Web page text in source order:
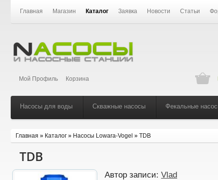
Главная Магазин Каталог Заявка Новости Статьи
Мой Профиль Корзина
Насосы для воды Скважные насосы Фекальные
Главная » Каталог » Насосы Lowara-Vogel » TDB
TDB
Автор записи: Vlad